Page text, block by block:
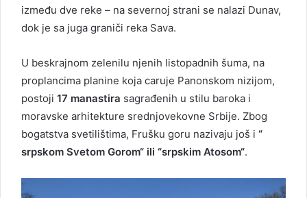
između dve reke – na severnoj strani se nalazi Dunav,
dok je sa juga graniči reka Sava.
U beskrajnom zelenilu njenih listopadnih šuma, na
proplancima planine koja caruje Panonskom nizijom,
postoji 17 manastira sagrađenih u stilu baroka i
moravske arhitekture srednjovekovne Srbije. Zbog
bogatstva svetilištima, Frušku goru nazivaju još i “
srpskom Svetom Gorom“ ili “srpskim Atosom“.